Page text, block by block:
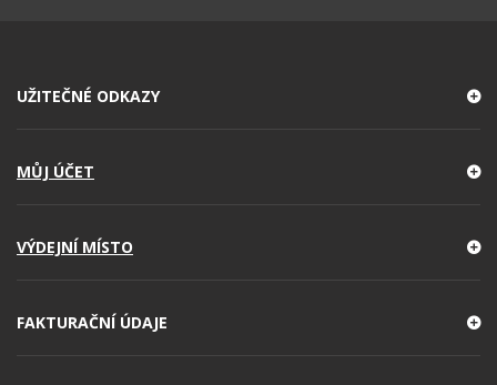
UŽITEČNÉ ODKAZY
MŮJ ÚČET
VÝDEJNÍ MÍSTO
FAKTURAČNÍ ÚDAJE